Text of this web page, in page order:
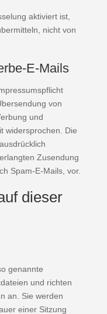
aktiviert ist,
nicht von
E-Mails
von
und
widersprochen. Die
Zusendung
Spam-E-Mails, vor.
dieser
genannte
und richten
an. Sie werden
einer Sitzung